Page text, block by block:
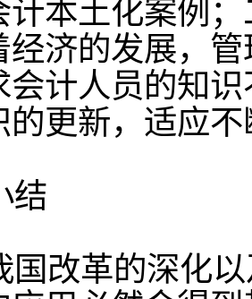
计本土化案例
经济的发展，
会计人员的知
的更新，适应
结
改革的深化以